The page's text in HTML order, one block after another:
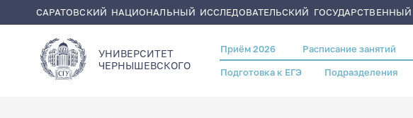
САРАТОВСКИЙ НАЦИОНАЛЬНЫЙ ИССЛЕДОВАТЕЛЬСКИЙ
УНИВЕРСИТЕТ
ЧЕРНЫШЕВСКОГO
Header
menu
Приём 2026 Расписание занятий
Подготовка к ЕГЭ Подразделения